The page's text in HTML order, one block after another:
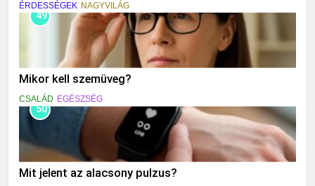
ÉRDESSÉGEK NAGYVILÁG
49
Mikor kell szemüveg?
CSALÁD EGÉSZSÉG
50
Mit jelent az alacsony pulzus?